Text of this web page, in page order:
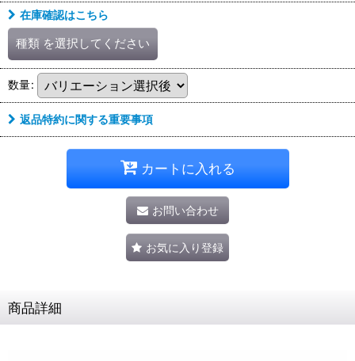
在庫確認はこちら
種類 を選択してください
数量:
返品特約に関する重要事項
カートに入れる
お問い合わせ
お気に入り登録
商品詳細